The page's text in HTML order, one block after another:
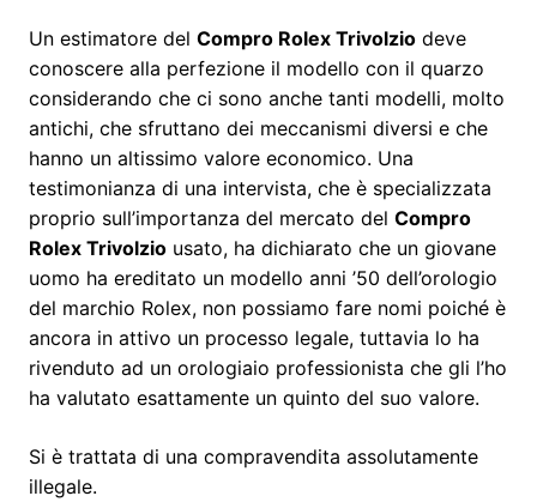
Un estimatore del Compro Rolex Trivolzio deve
conoscere alla perfezione il modello con il quarzo
considerando che ci sono anche tanti modelli, molto
antichi, che sfruttano dei meccanismi diversi e che
hanno un altissimo valore economico. Una
testimonianza di una intervista, che è specializzata
proprio sull’importanza del mercato del Compro
Rolex Trivolzio usato, ha dichiarato che un giovane
uomo ha ereditato un modello anni ’50 dell’orologio
del marchio Rolex, non possiamo fare nomi poiché è
ancora in attivo un processo legale, tuttavia lo ha
rivenduto ad un orologiaio professionista che gli l’ho
ha valutato esattamente un quinto del suo valore.
Si è trattata di una compravendita assolutamente
illegale.